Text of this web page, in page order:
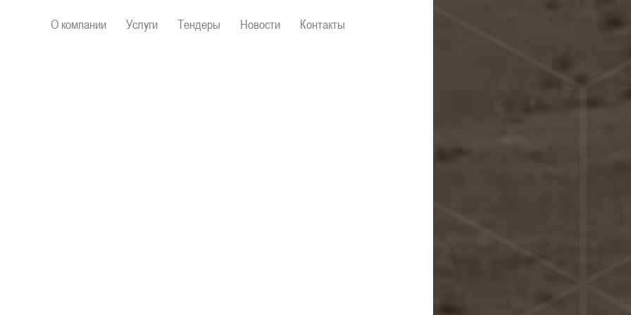
О компании Услуги Тендеры Новости Контакты